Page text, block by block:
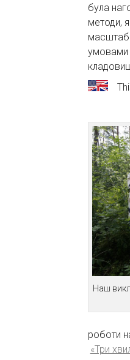
була
методи,
умовами
Наш
роботи
«Три